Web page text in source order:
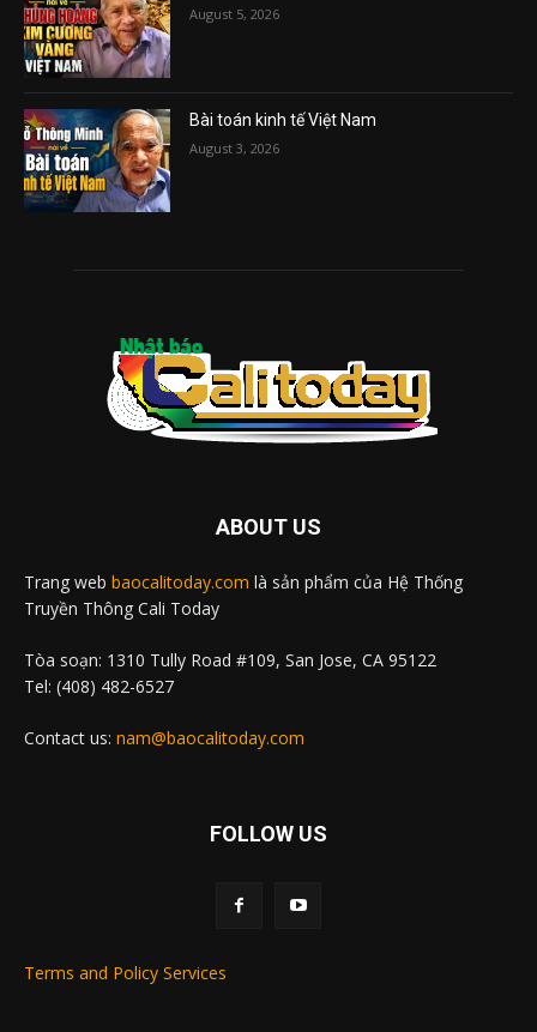
August 5, 2026
Bài toán kinh tế Việt Nam
August 3, 2026
ABOUT US
Trang web baocalitoday.com là sản phẩm của Hệ Thống
Truyền Thông Cali Today
Tòa soạn: 1310 Tully Road #109, San Jose, CA 95122
Tel: (408) 482-6527
Contact us: nam@baocalitoday.com
FOLLOW US
Terms and Policy Services